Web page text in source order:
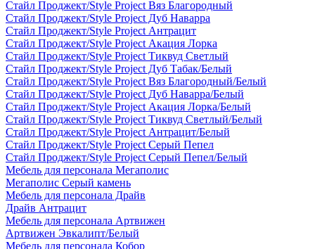
Стайл Проджект/Style Project Вяз Благородный
Стайл Проджект/Style Project Дуб Наварра
Стайл Проджект/Style Project Антрацит
Стайл Проджект/Style Project Акация Лорка
Стайл Проджект/Style Project Тиквуд Светлый
Стайл Проджект/Style Project Дуб Табак/Белый
Стайл Проджект/Style Project Вяз Благородный/Белый
Стайл Проджект/Style Project Дуб Наварра/Белый
Стайл Проджект/Style Project Акация Лорка/Белый
Стайл Проджект/Style Project Тиквуд Светлый/Белый
Стайл Проджект/Style Project Антрацит/Белый
Стайл Проджект/Style Project Серый Пепел
Стайл Проджект/Style Project Серый Пепел/Белый
Мебель для персонала Мегаполис
Мегаполис Серый камень
Мебель для персонала Драйв
Драйв Антрацит
Мебель для персонала Артвижен
Артвижен Эвкалипт/Белый
Мебель для персонала Кобор